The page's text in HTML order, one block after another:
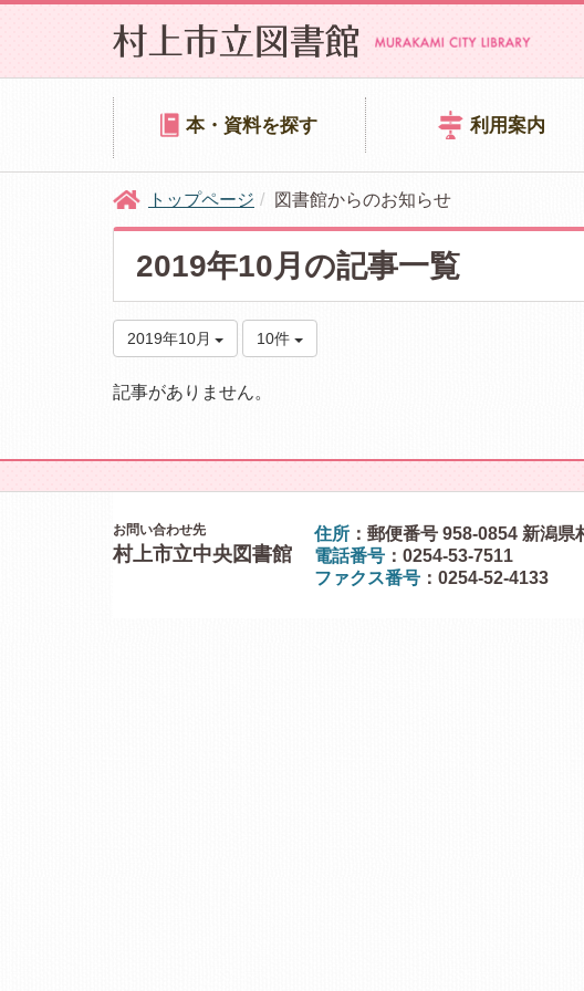
本・資料を探す 利用案内
トップページ 図書館からのお知らせ
2019年10月の記事一覧
2019年10月 10件
記事がありません。
お問い合わせ先
村上市立中央図書館
住所 ：郵便番号 958-0854 新潟県
電話番号 ：0254-53-7511
ファクス番号 ：0254-52-4133